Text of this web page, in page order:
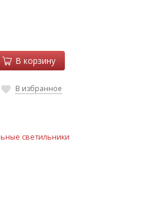
В корзину
В избранное
светильники